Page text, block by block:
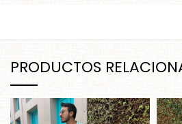
PRODUCTOS